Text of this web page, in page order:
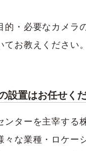
的・必要なカメラ
てお教えください。
設置はお任せくだ
ンターを主宰する
々な業種・ロケー